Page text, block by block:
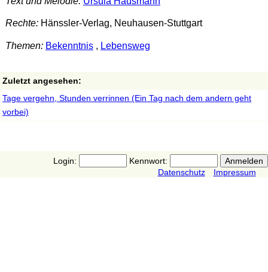
Rechte:Hänssler-Verlag, Neuhausen-Stuttgart
Themen: Bekenntnis, Lebensweg
Zuletzt angesehen:
Tage vergehn, Stunden verrinnen (Ein Tag nach dem andern geht
vorbei)
Login:
Kennwort:
Datenschutz
Impressum